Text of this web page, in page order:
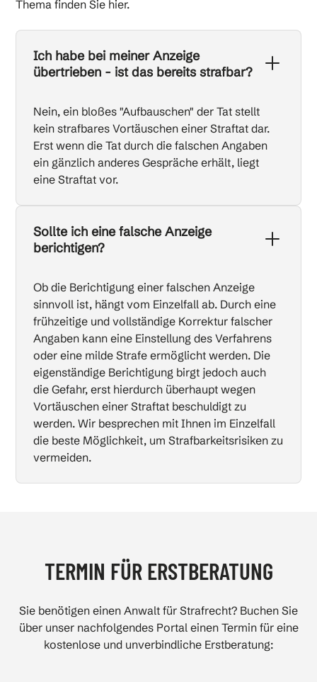
Thema finden Sie hier.
Ich habe bei meiner Anzeige
übertrieben - ist das bereits strafbar?
Nein, ein bloßes "Aufbauschen" der Tat stellt
kein strafbares Vortäuschen einer Straftat dar.
Erst wenn die Tat durch die falschen Angaben
ein gänzlich anderes Gespräche erhält, liegt
eine Straftat vor.
Sollte ich eine falsche Anzeige
berichtigen?
Ob die Berichtigung einer falschen Anzeige
sinnvoll ist, hängt vom Einzelfall ab. Durch eine
frühzeitige und vollständige Korrektur falscher
Angaben kann eine Einstellung des Verfahrens
oder eine milde Strafe ermöglicht werden. Die
eigenständige Berichtigung birgt jedoch auch
die Gefahr, erst hierdurch überhaupt wegen
Vortäuschen einer Straftat beschuldigt zu
werden. Wir besprechen mit Ihnen im Einzelfall
die beste Möglichkeit, um Strafbarkeitsrisiken zu
vermeiden.
TERMIN FÜR ERSTBERATUNG
Sie benötigen einen Anwalt für Strafrecht? Buchen Sie
über unser nachfolgendes Portal einen Termin für eine
kostenlose und unverbindliche Erstberatung: